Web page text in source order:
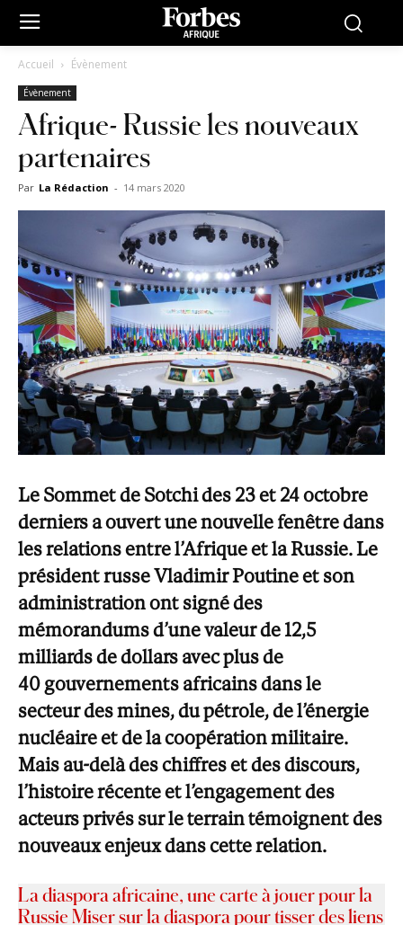
Accueil Évènement
Évènement
Afrique- Russie les nouveaux
partenaires
Par La Rédaction - 14 mars 2020
Le Sommet de Sotchi des 23 et 24 octobre
derniers a ouvert une nouvelle fenêtre dans
les relations entre l’Afrique et la Russie. Le
président russe Vladimir Poutine et son
administration ont signé des
mémorandums d’une valeur de 12,5
milliards de dollars avec plus de
40 gouvernements africains dans le
secteur des mines, du pétrole, de l’énergie
nucléaire et de la coopération militaire.
Mais au-delà des chiffres et des discours,
l’histoire récente et l’engagement des
acteurs privés sur le terrain témoignent des
nouveaux enjeux dans cette relation.
La diaspora africaine, une carte à jouer pour la
Russie Miser sur la diaspora pour tisser des liens